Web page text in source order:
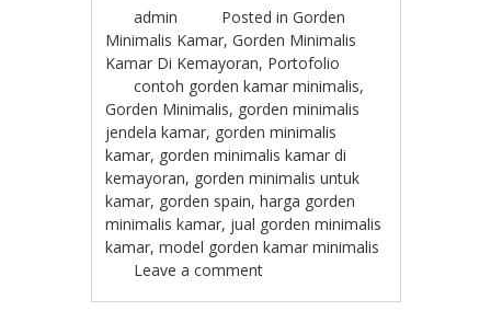
admin Posted inGorden
Minimalis Kamar,Gorden Minimalis
Kamar Di Kemayoran, Portofolio
contoh gorden kamar minimalis,
Gorden Minimalis, gorden minimalis
jendela kamar, gorden minimalis
kamar, gorden minimalis kamar di
kemayoran, gorden minimalis untuk
kamar, gorden spain,harga gorden
minimalis kamar, jual gorden minimalis
kamar,model gorden kamar minimalis
Leave a comment